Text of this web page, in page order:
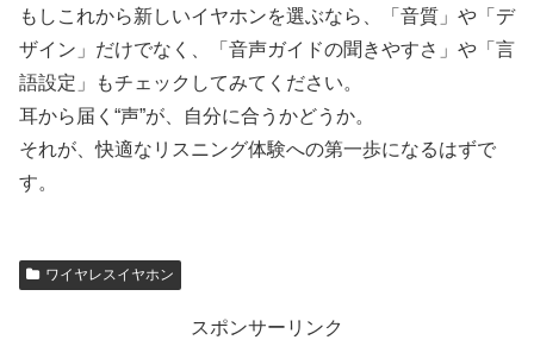
もしこれから新しいイヤホンを選ぶなら、「音質」や「デ
ザイン」だけでなく、「音声ガイドの聞きやすさ」や「言
語設定」もチェックしてみてください。
耳から届く“声”が、自分に合うかどうか。
それが、快適なリスニング体験への第一歩になるはずで
す。
ワイヤレスイヤホン
スポンサーリンク